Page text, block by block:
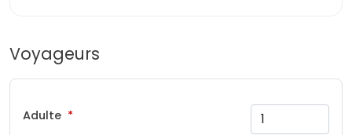
Voyageurs
Adulte